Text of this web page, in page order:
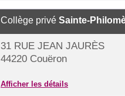
Collège privé Sainte-
31 RUE JEAN JAURÈS
44220 Couëron
Afficher les détails